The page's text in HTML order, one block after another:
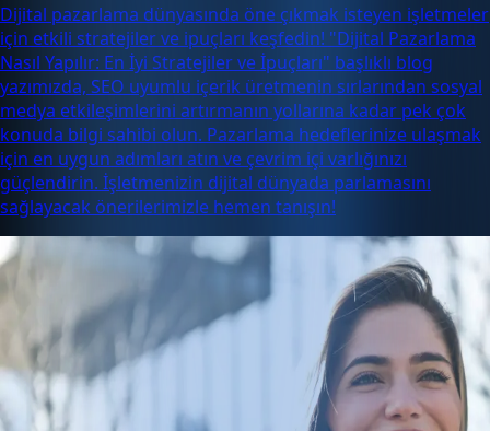
Dijital pazarlama dünyasında öne çıkmak isteyen işletmeler
için etkili stratejiler ve ipuçları keşfedin! "Dijital Pazarlama
Nasıl Yapılır: En İyi Stratejiler ve İpuçları" başlıklı blog
yazımızda, SEO uyumlu içerik üretmenin sırlarından sosyal
medya etkileşimlerini artırmanın yollarına kadar pek çok
konuda bilgi sahibi olun. Pazarlama hedeflerinize ulaşmak
için en uygun adımları atın ve çevrim içi varlığınızı
güçlendirin. İşletmenizin dijital dünyada parlamasını
sağlayacak önerilerimizle hemen tanışın!